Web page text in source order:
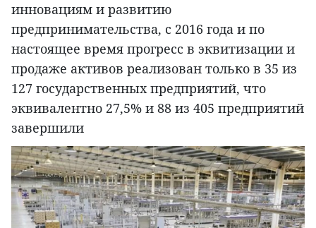
инновациям и развитию
предпринимательства, с 2016 года и по
настоящее время прогресс в эквитизации и
продаже активов реализован только в 35 из
127 государственных предприятий, что
эквивалентно 27,5% и 88 из 405 предприятий
завершили